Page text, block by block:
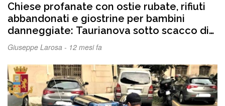
Chiese profanate con ostie rubate, rifiuti
abbandonati e giostrine per bambini
danneggiate: Taurianova sotto scacco di
questi “banditi sociali”?
Giuseppe Larosa - 12 mesi fa